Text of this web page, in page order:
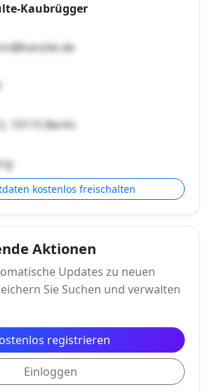
Kaubrügger
10115 Berlin
kostenlos freischalten
Aktionen
Updates zu neuen
Sie Suchen und verwalten
registrieren
Einloggen